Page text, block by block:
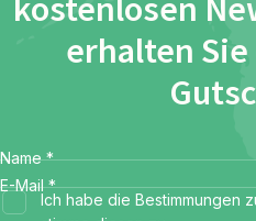
kostenlosen
erhalten Sie
Name *
E-Mail *
Ich habe die Bestimmungen